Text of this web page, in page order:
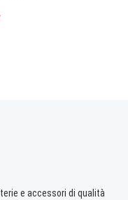
e accessori di qualità